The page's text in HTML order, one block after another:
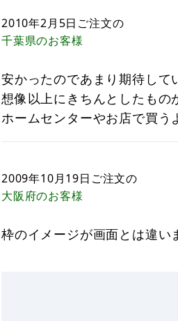
2010年2月5日 ご注文の
千葉県のお客様
安かったのであまり期待して
想像以上にきちんとしたもの
ホームセンターやお店で買う
2009年10月19日 ご注文の
大阪府のお客様
枠のイメージが画面とは違い